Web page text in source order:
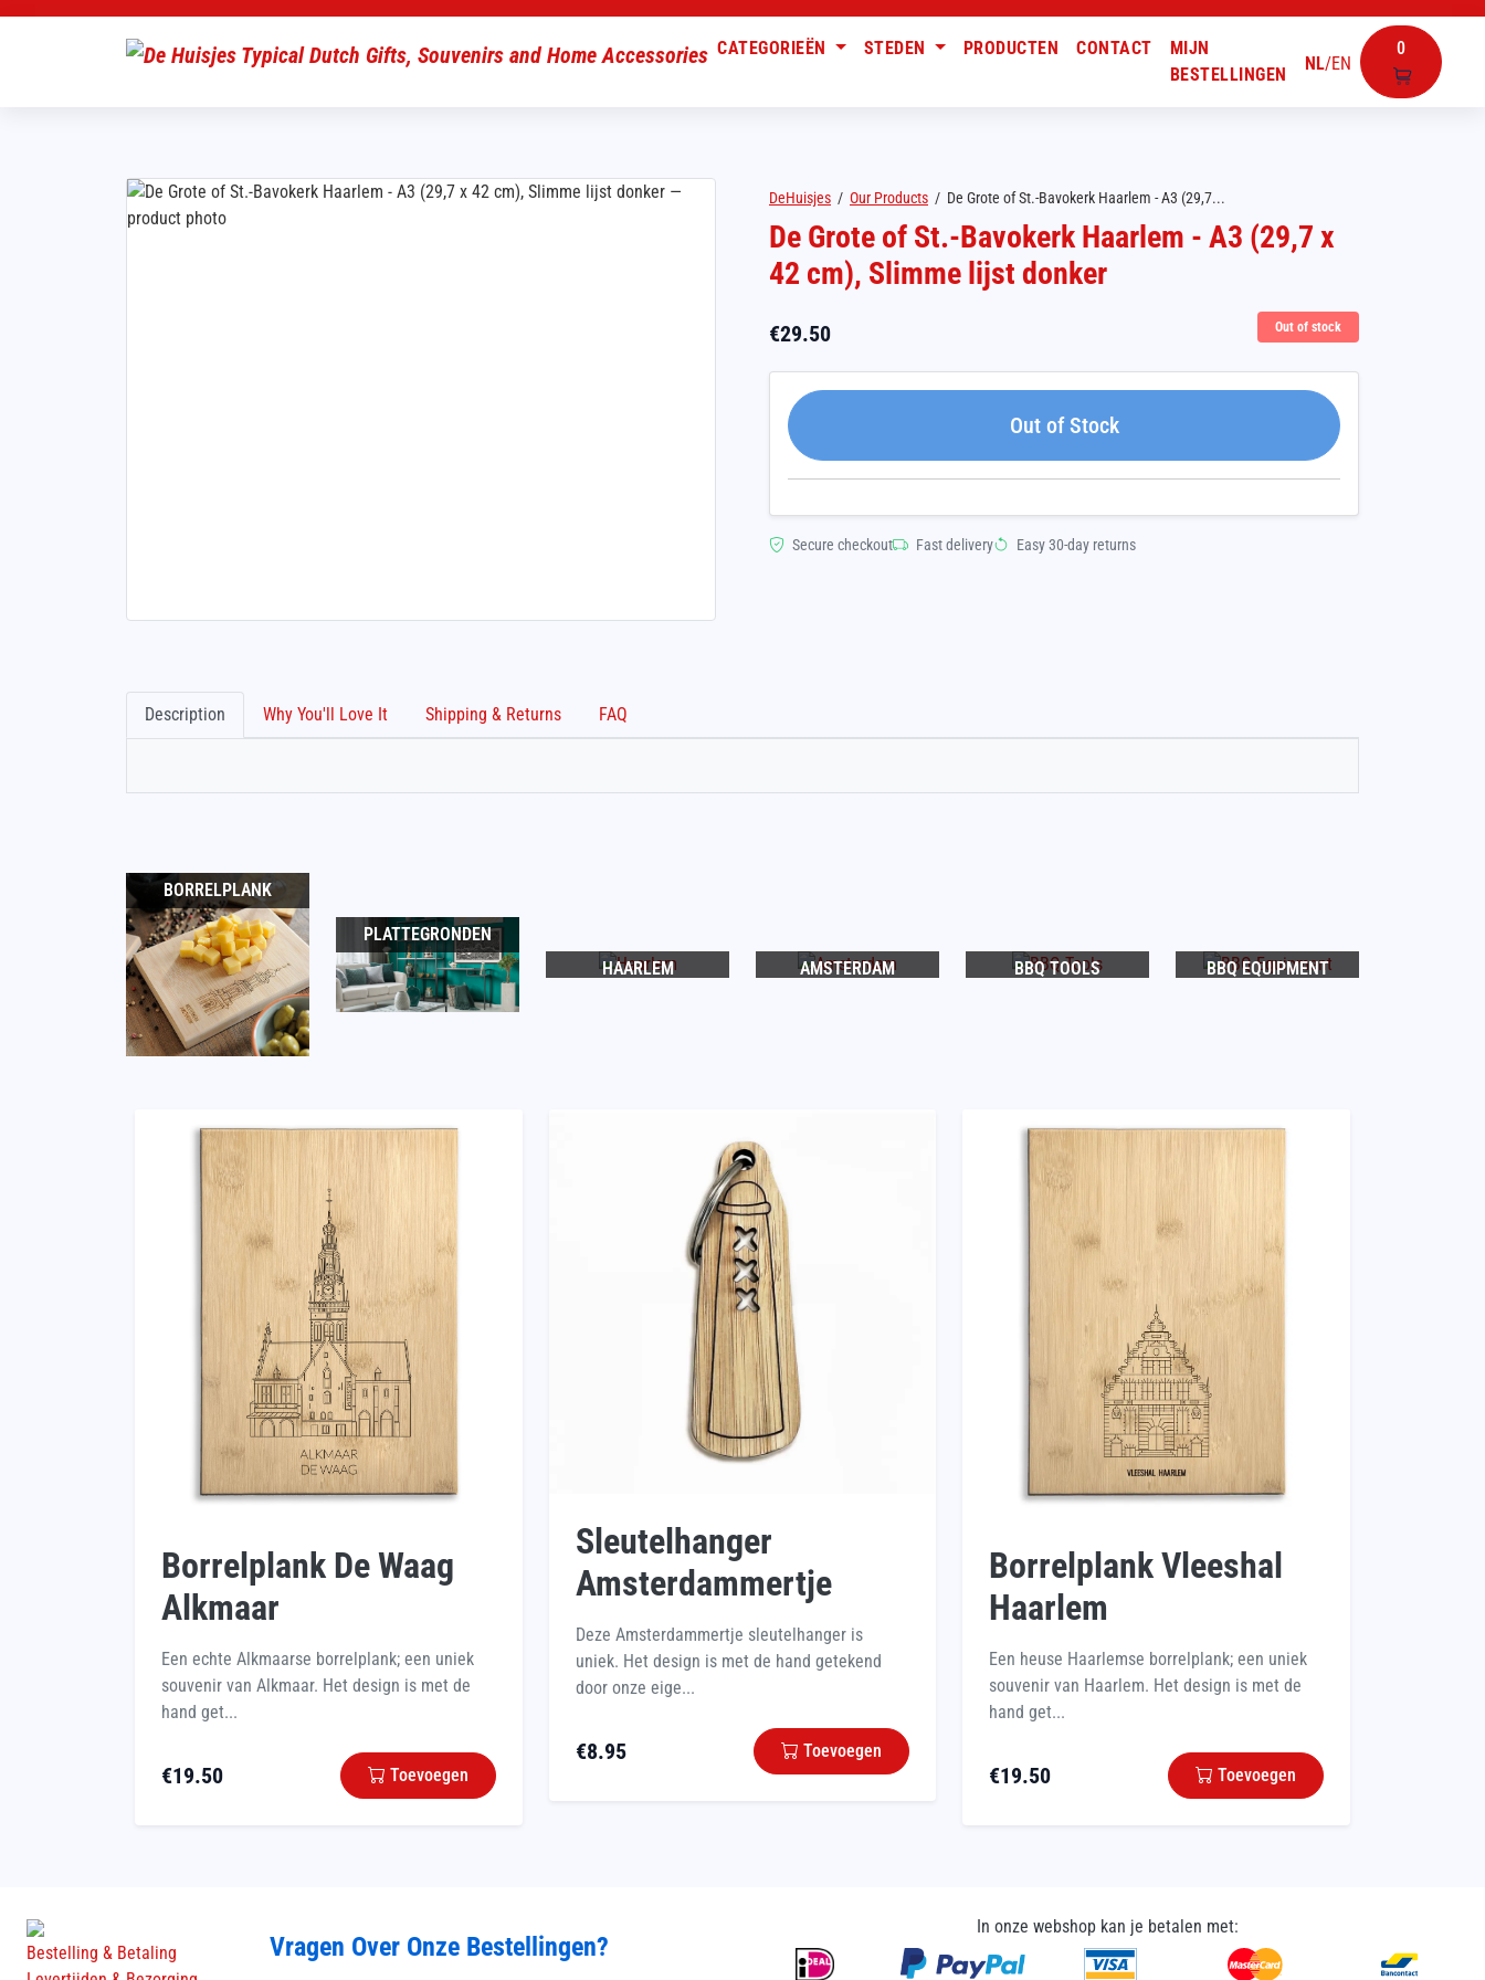
NL/EN
0
CATEGORIEËN STEDEN PRODUCTEN CONTACT
MIJN
BESTELLINGEN
DeHuisjes / Our Products / De Grote of St.-Bavokerk Haarlem - A3 (29,7...
De Grote of St.-Bavokerk Haarlem - A3 (29,7 x
42 cm), Slimme lijst donker
€29.50 Out of stock
Out of Stock
Secure checkout Fast delivery Easy 30-day returns
Description Why You'll Love It Shipping & Returns FAQ
BORRELPLANK
PLATTEGRONDEN
HAARLEM
AMSTERDAM BBQ TOOLS BBQ EQUIPMENT
Borrelplank De Waag
Alkmaar
Een echte Alkmaarse borrelplank; een uniek
souvenir van Alkmaar. Het design is met de
hand get...
€19.50 Toevoegen
Sleutelhanger
Amsterdammertje
Deze Amsterdammertje sleutelhanger is
uniek. Het design is met de hand getekend
door onze eige...
€8.95 Toevoegen
Borrelplank Vleeshal
Haarlem
Een heuse Haarlemse borrelplank; een uniek
souvenir van Haarlem. Het design is met de
hand get...
€19.50 Toevoegen
Bestelling & Betaling
Vragen Over Onze Bestellingen?
In onze webshop kan je betalen met: